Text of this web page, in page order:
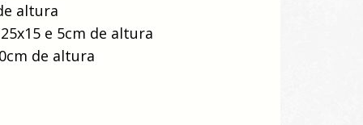
altura
e 5cm de altura
de altura